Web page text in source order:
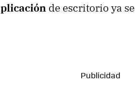
de escritorio ya